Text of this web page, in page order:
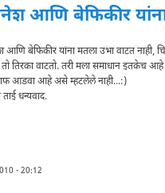
आणि बेफिकीर
आणि बेफिकीर यांना मतला उभा वाटत नाही,
तो तिरका वाटतो. तरी मला समाधान इतकेच
आडवा आहे असे म्हटलेले नाही...:)
ताई धन्यवाद.
- 20:12